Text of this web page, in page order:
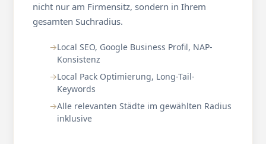
nicht nur am Firmensitz, sondern in Ihrem
gesamten Suchradius.
Local SEO, Google Business Profil, NAP-
Konsistenz
Local Pack Optimierung, Long-Tail-
Keywords
Alle relevanten Städte im gewählten Radius
inklusive